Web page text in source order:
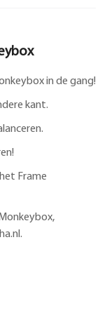
in de gang!
kant.
Frame